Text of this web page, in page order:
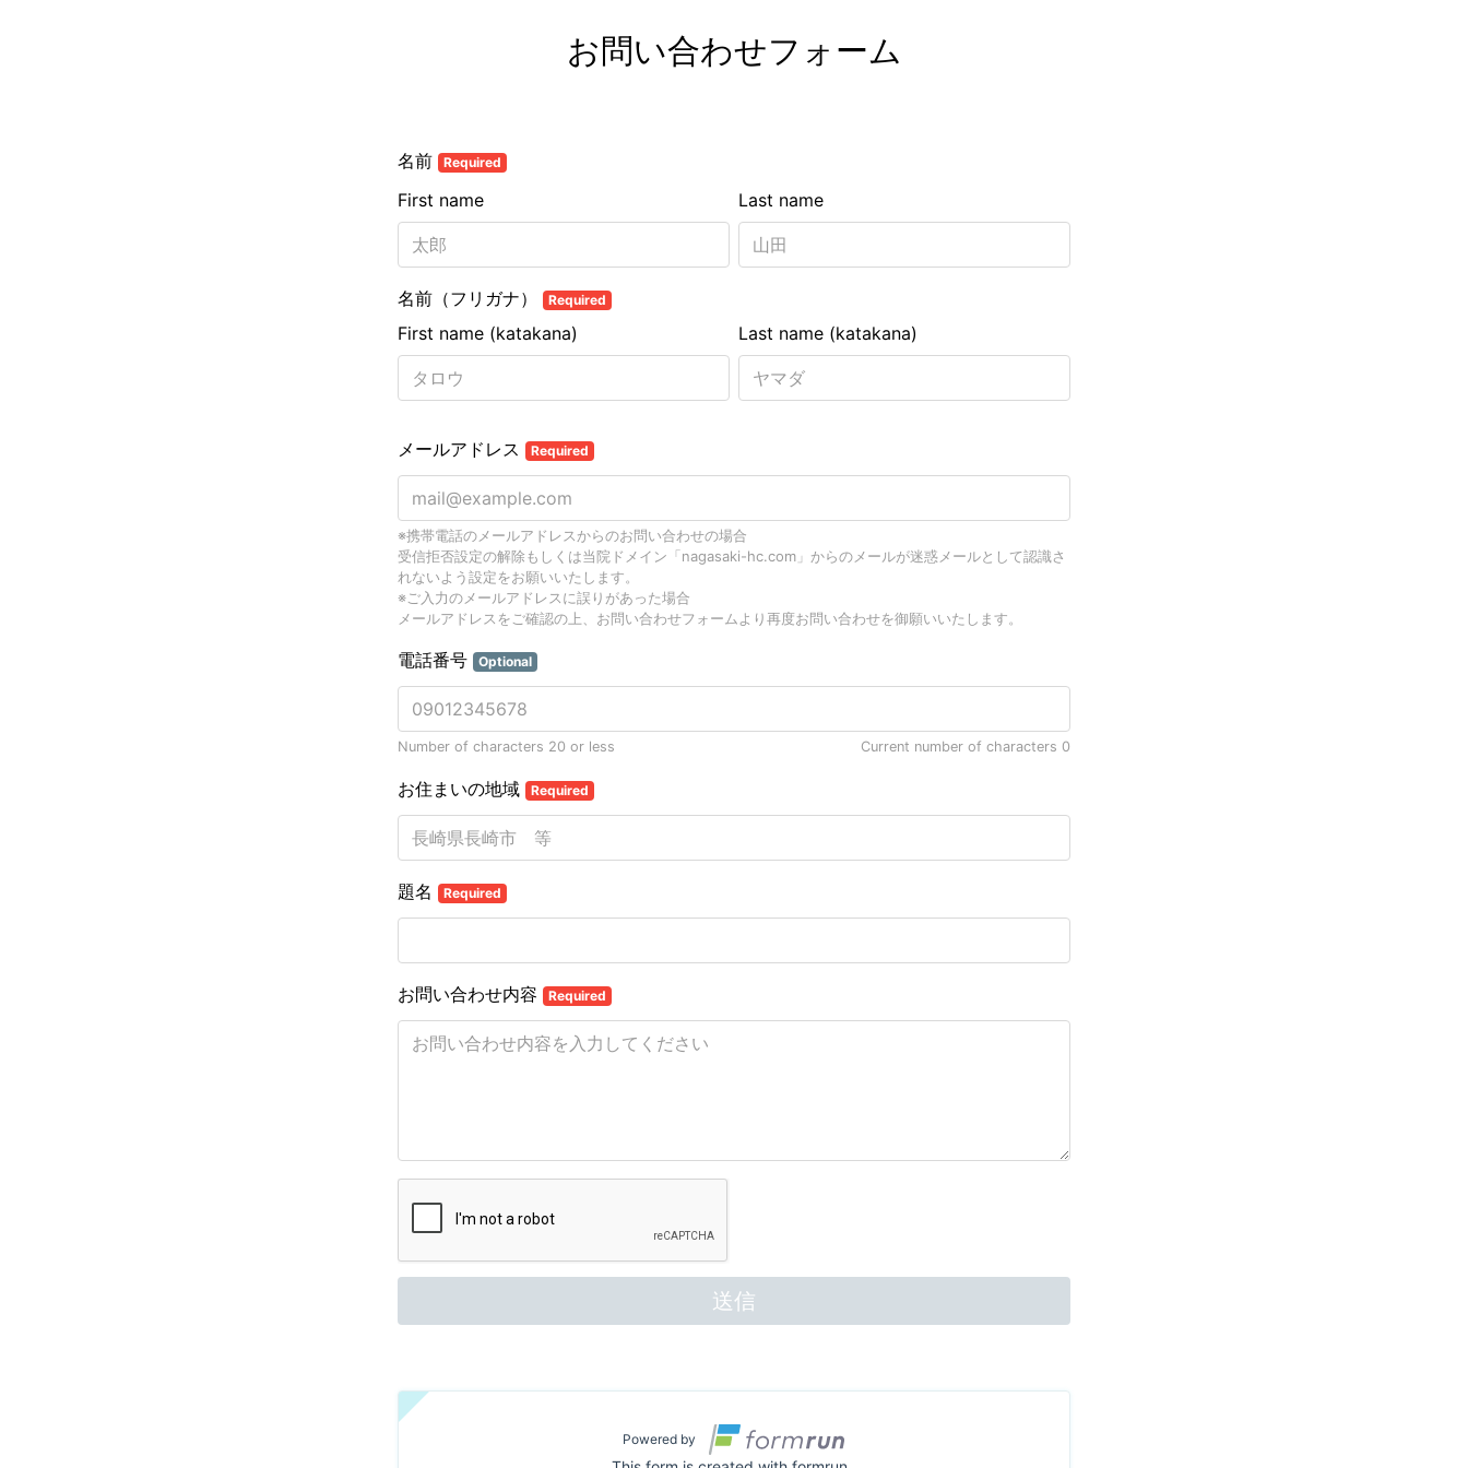
お問い合わせフォーム
名前 Required
Last name
First name
名前（フリガナ） Required
Last name (katakana)
First name (katakana)
メールアドレス Required
※携帯電話のメールアドレスからのお問い合わせの場合
受信拒否設定の解除もしくは当院ドメイン「nagasaki-hc.com」からのメールが迷惑メールとして認識さ
れないよう設定をお願いいたします。
※ご入力のメールアドレスに誤りがあった場合
メールアドレスをご確認の上、お問い合わせフォームより再度お問い合わせを御願いいたします。
電話番号 Optional
Number of characters 20 or less Current number of characters 0
お住まいの地域 Required
題名 Required
お問い合わせ内容 Required
送信
Powered by